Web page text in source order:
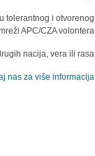
tolerantnog i otvorenog
APC/CZA volontera.
nacija, vera ili rasa.
nas za više informacija.